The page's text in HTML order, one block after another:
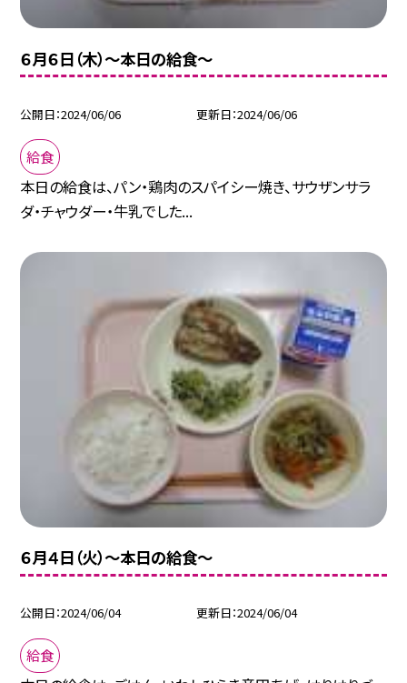
６月６日（木）〜本日の給食〜
公開日 2024/06/06 更新日 2024/06/06
給食
本日の給食は、パン・鶏肉のスパイシー焼き、サウザンサラ
ダ・チャウダー・牛乳でした...
６月４日（火）〜本日の給食〜
公開日 2024/06/04 更新日 2024/06/04
給食